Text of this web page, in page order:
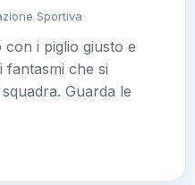
Sportiva
i piglio giusto e
fantasmi che si
Guarda le